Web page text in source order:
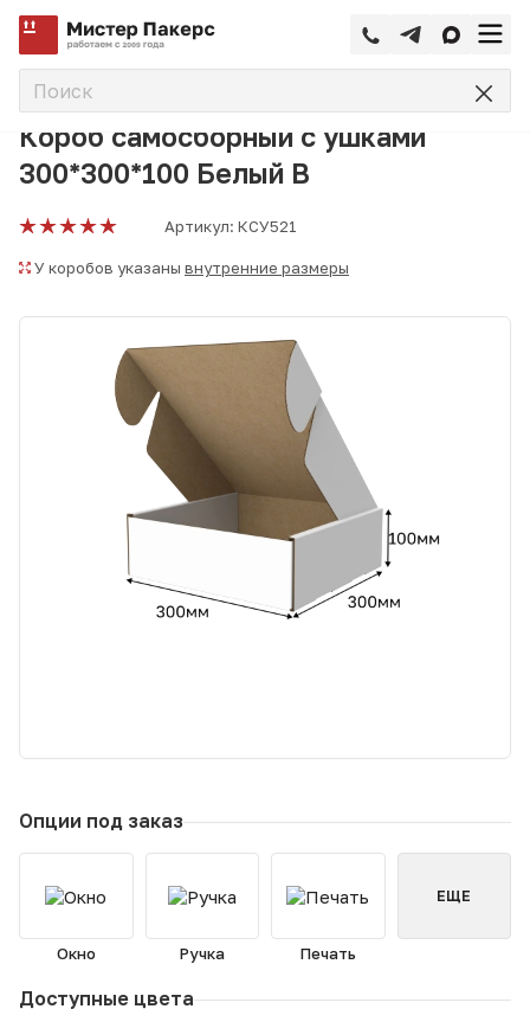
Главная Короб
Короб самосборный с ушками
300*300*100 Белый В
Артикул: КСУ521
У коробов указаны внутренние размеры
Опции под заказ
Окно Ручка Печать
ЕЩЕ
Доступные цвета